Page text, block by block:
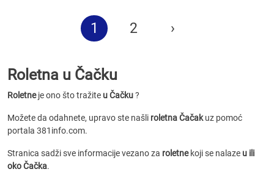
1 2 ›
Roletna u Čačku
Roletneje ono što tražite u Čačku?
Možete da odahnete, upravo ste našli roletna Čačakuz pomoć
portala 381info.com.
Stranica sadži sve informacije vezano za roletnekoji se nalaze u ili
oko Čačka.